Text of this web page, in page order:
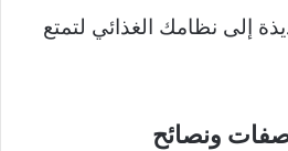
إلى نظامك الغذائي لتمتع
ونصائح